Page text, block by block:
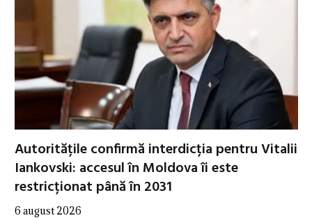
Autoritățile confirmă interdicția pentru Vitalii
Iankovski: accesul în Moldova îi este
restricționat până în 2031
6 august 2026